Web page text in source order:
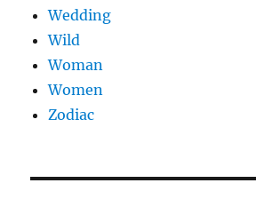
Wedding
Wild
Woman
Women
Zodiac